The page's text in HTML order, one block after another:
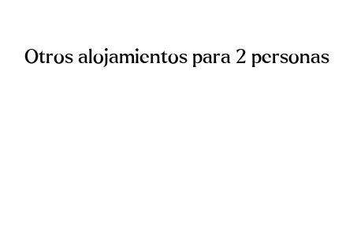
Otros alojamientos para 2 personas